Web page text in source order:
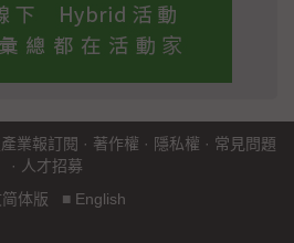
業報訂閱 · 著作權 · 隱私權 · 常見問題
· 人才招募
体版 ■ English